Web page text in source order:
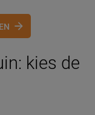
kies de